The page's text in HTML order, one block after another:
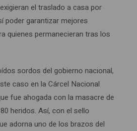
el traslado a casa por
poder garantizar mejores
quienes permanecieran tras los
sordos del gobierno nacional,
caso en la Cárcel Nacional
fue ahogada con la masacre de
heridos. Así, con el sello
adorna uno de los brazos del